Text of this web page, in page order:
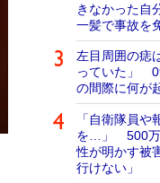
きなかった自
一髪で事故を
左目周囲の痣
っていた」
の間際に何が
「自衛隊員
を…」 500万
性が明かす被
行けない」